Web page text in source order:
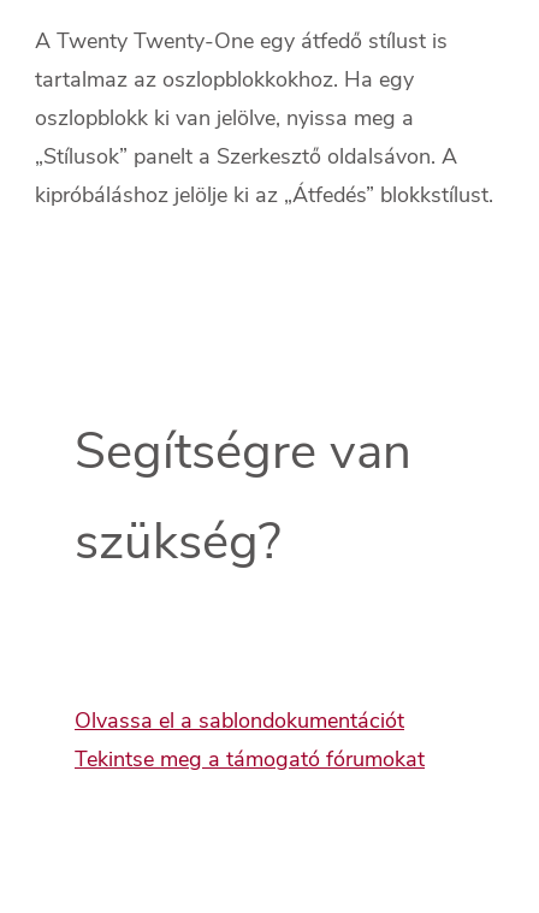
A Twenty Twenty-One egy átfedő stílust is
tartalmaz az oszlopblokkokhoz. Ha egy
oszlopblokk ki van jelölve, nyissa meg a
„Stílusok” panelt a Szerkesztő oldalsávon. A
kipróbáláshoz jelölje ki az „Átfedés” blokkstílust.
Segítségre van
szükség?
Olvassa el a sablondokumentációt
Tekintse meg a támogató fórumokat